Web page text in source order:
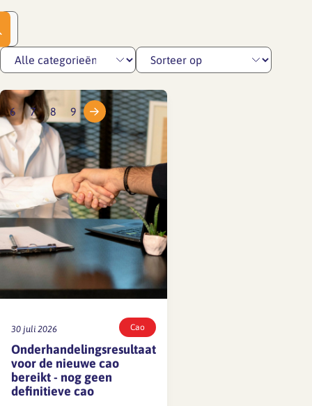
30 juli 2026 Cao
Onderhandelingsresultaat
voor de nieuwe cao
bereikt - nog geen
definitieve cao
6 7 8 9